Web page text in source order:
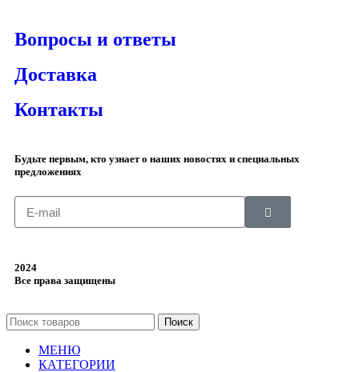
Вопросы и ответы
Доставка
Контакты
Будьте первым, кто узнает о наших новостях и специальных
предложениях
2024
Все права защищены
Поиск
МЕНЮ
КАТЕГОРИИ